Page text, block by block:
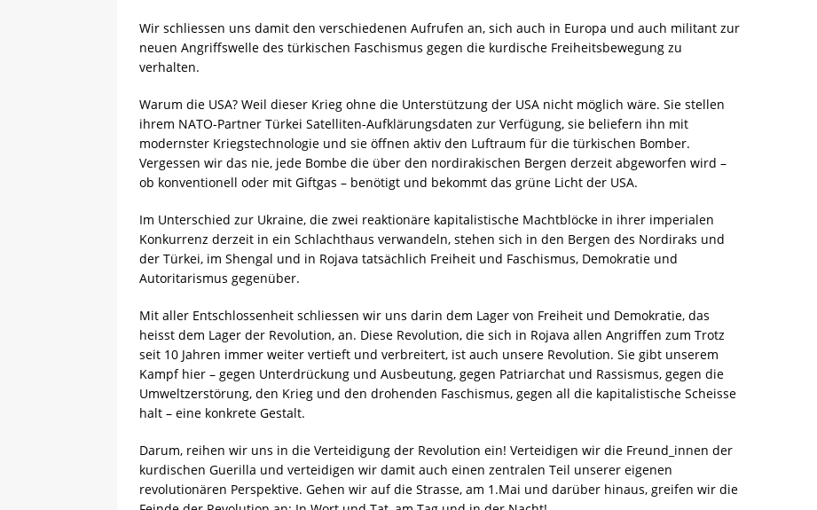
Wir schliessen uns damit den verschiedenen Aufrufen an, sich auch in Europa und auch militant zur
neuen Angriffswelle des türkischen Faschismus gegen die kurdische Freiheitsbewegung zu
verhalten.
Warum die USA? Weil dieser Krieg ohne die Unterstützung der USA nicht möglich wäre. Sie stellen
ihrem NATO-Partner Türkei Satelliten-Aufklärungsdaten zur Verfügung, sie beliefern ihn mit
modernster Kriegstechnologie und sie öffnen aktiv den Luftraum für die türkischen Bomber.
Vergessen wir das nie, jede Bombe die über den nordirakischen Bergen derzeit abgeworfen wird –
ob konventionell oder mit Giftgas – benötigt und bekommt das grüne Licht der USA.
Im Unterschied zur Ukraine, die zwei reaktionäre kapitalistische Machtblöcke in ihrer imperialen
Konkurrenz derzeit in ein Schlachthaus verwandeln, stehen sich in den Bergen des Nordiraks und
der Türkei, im Shengal und in Rojava tatsächlich Freiheit und Faschismus, Demokratie und
Autoritarismus gegenüber.
Mit aller Entschlossenheit schliessen wir uns darin dem Lager von Freiheit und Demokratie, das
heisst dem Lager der Revolution, an. Diese Revolution, die sich in Rojava allen Angriffen zum Trotz
seit 10 Jahren immer weiter vertieft und verbreitert, ist auch unsere Revolution. Sie gibt unserem
Kampf hier – gegen Unterdrückung und Ausbeutung, gegen Patriarchat und Rassismus, gegen die
Umweltzerstörung, den Krieg und den drohenden Faschismus, gegen all die kapitalistische Scheisse
halt – eine konkrete Gestalt.
Darum, reihen wir uns in die Verteidigung der Revolution ein! Verteidigen wir die Freund_innen der
kurdischen Guerilla und verteidigen wir damit auch einen zentralen Teil unserer eigenen
revolutionären Perspektive. Gehen wir auf die Strasse, am 1.Mai und darüber hinaus, greifen wir die